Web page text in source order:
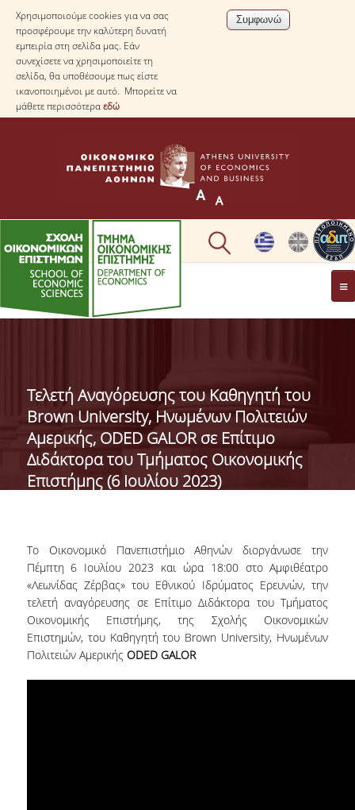
Χρησιμοποιούμε cookies για να σας
προσφέρουμε την καλύτερη δυνατή
εμπειρία στη σελίδα μας. Εάν
συνεχίσετε να χρησιμοποιείτε τη
σελίδα, θα υποθέσουμε πως είστε
ικανοποιημένοι με αυτό. Μπορείτε να
μάθετε περισσότεραεδώ
ΤΟ TΜΗΜΑ
ΔΙΟΙΚΗΣΗ ΤΟΥ ΤΜΗΜΑΤΟΣ
ΓΙΑ ΜΑΘΗΤΕΣ Γ' ΛΥΚΕΙΟΥ
ΑΝΘΡΩΠΙΝΟ ΔΥΝΑΜΙΚΟ
ΜΕΛΗ ΔΕΠ
ΕΠΙΤΙΜΟΙ ΔΙΔΑΚΤΟΡΕΣ
ΜΕΤΑΔΙΔΑΚΤΟΡΕΣ
ΕΙΔΙΚΟ ΠΡΟΣΩΠΙΚΟ
ΑΚΑΔΗΜΑΪΚΟΙ ΥΠΟΤΡΟΦΟΙ
ΕΝΤΕΤΑΛΜΕΝΟΙ ΔΙΔΑΣΚΟΝΤΕΣ
Tελετή Αναγόρευσης του Καθηγητή του
Brown University, Ηνωμένων Πολιτειών
Αμερικής, ODED GALOR σε Επίτιμο
Διδάκτορα του Τμήματος Οικονομικής
Επιστήμης (6 Ιουλίου 2023)
Το Οικονομικό Πανεπιστήμιο Αθηνών διοργάνωσε την
Πέμπτη 6 Ιουλίου 2023 και ώρα 18:00 στo Αμφιθέατρο
«Λεωνίδας Ζέρβας» του Εθνικού Ιδρύματος Ερευνών, την
τελετή αναγόρευσης σε Επίτιμο Διδάκτορα του Τμήματος
Οικονομικής Επιστήμης, της Σχολής Οικονομικών
Επιστημών, του Καθηγητή του Brown University, Ηνωμένων
Πολιτειών Αμερικής ODED GALOR